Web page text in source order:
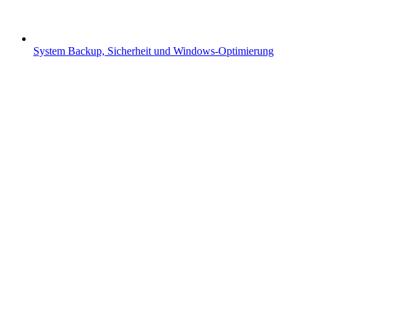
System Backup, Sicherheit und Windows-Optimierung